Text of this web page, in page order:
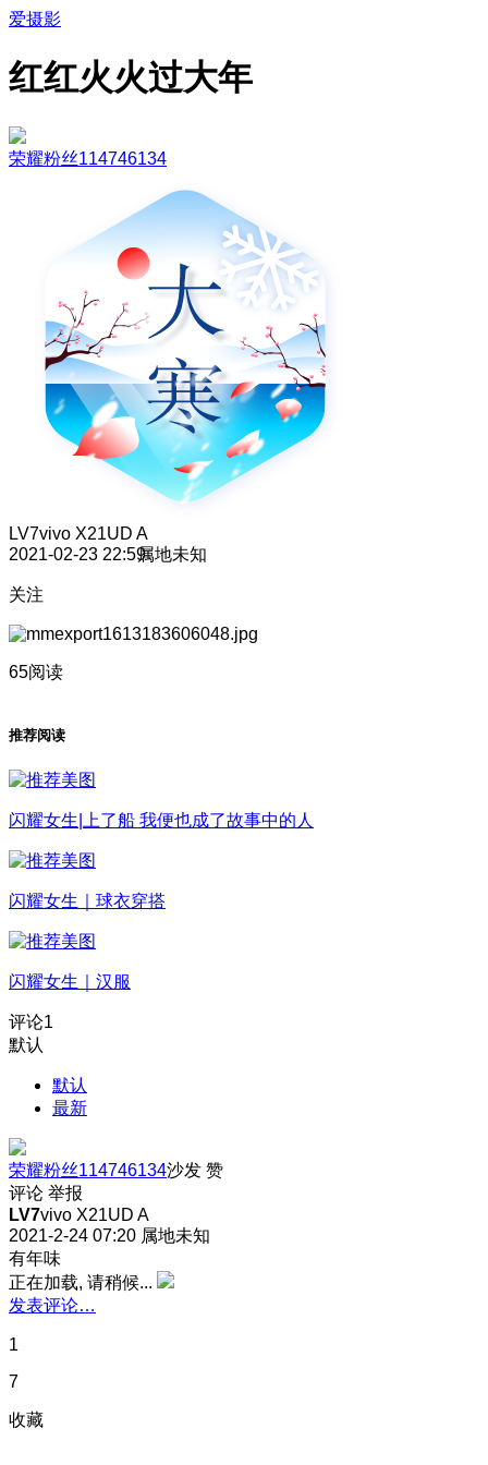
爱摄影
红红火火过大年
荣耀粉丝114746134
LV7vivo X21UD A
2021-02-23 22:59属地未知
关注
65阅读
推荐阅读
闪耀女生|上了船 我便也成了故事中的人
闪耀女生｜球衣穿搭
闪耀女生｜汉服
评论1
默认
默认
最新
荣耀粉丝114746134沙发 赞
评论 举报
LV7vivo X21UD A
2021-2-24 07:20 属地未知
有年味
正在加载, 请稍候...
发表评论…
1
7
收藏